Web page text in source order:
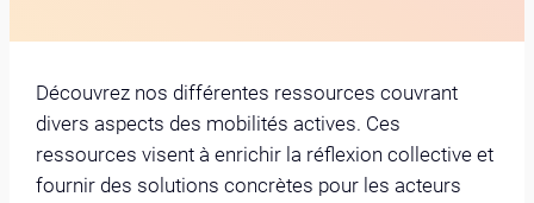
Découvrez nos différentes ressources couvrant
divers aspects des mobilités actives. Ces
ressources visent à enrichir la réflexion collective et
fournir des solutions concrètes pour les acteurs